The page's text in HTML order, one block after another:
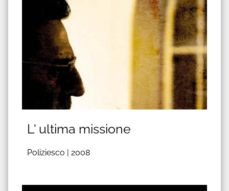
L' ultima missione
Poliziesco | 2008